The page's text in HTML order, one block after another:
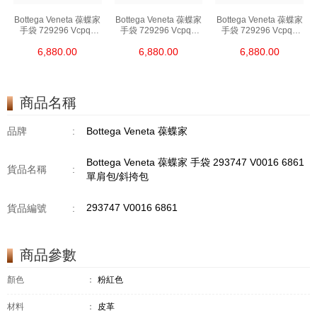
Bottega Veneta 葆蝶家
手袋 729296 Vcpq3
6,880.00
Bottega Veneta 葆蝶家
手袋 729296 Vcpq3
6,880.00
Bottega Veneta 葆蝶家
手袋 729296 Vcpq3
6,880.00
商品名稱
品牌 : Bottega Veneta 葆蝶家
貨品名稱 :
Bottega Veneta 葆蝶家 手袋 293747 V0016 6861
單肩包/斜挎包
貨品編號 : 293747 V0016 6861
商品參數
顏色 ： 粉紅色
材料 ： 皮革